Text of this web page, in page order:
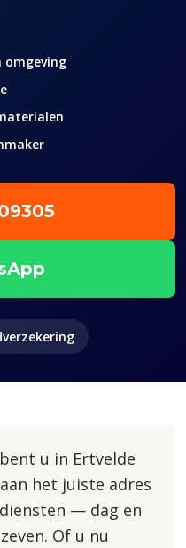
omgeving
u in Ertvelde
het juiste adres
— dag en
Of u nu